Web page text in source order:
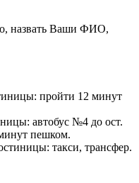
назвать Ваши ФИО,
пройти 12 минут
автобус №4 до ост.
пешком.
такси, трансфер.